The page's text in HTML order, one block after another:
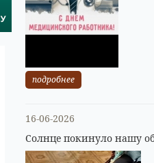
подробнее
16-06-2026
Солнце покинуло нашу